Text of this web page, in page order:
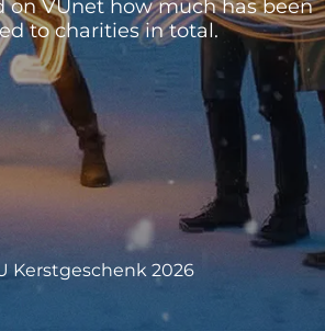
on VUnet how much has been
to charities in total.
Kerstgeschenk 2026